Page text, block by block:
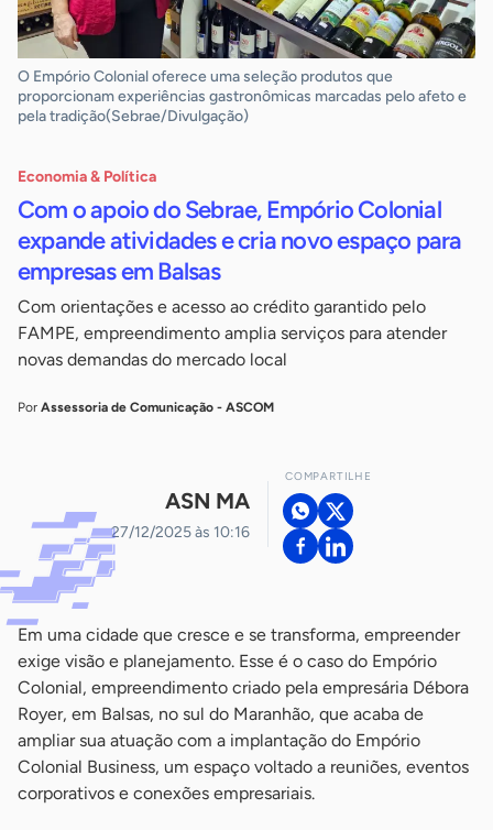
O Empório Colonial oferece uma seleção produtos que
proporcionam experiências gastronômicas marcadas pelo afeto e
pela tradição(Sebrae/Divulgação)
Economia & Política
Com o apoio do Sebrae, Empório Colonial
expande atividades e cria novo espaço para
empresas em Balsas
Com orientações e acesso ao crédito garantido pelo
FAMPE, empreendimento amplia serviços para atender
novas demandas do mercado local
Por Assessoria de Comunicação - ASCOM
ASN MA
27/12/2025 às 10:16
COMPARTILHE
Em uma cidade que cresce e se transforma, empreender
exige visão e planejamento. Esse é o caso do Empório
Colonial, empreendimento criado pela empresária Débora
Royer, em Balsas, no sul do Maranhão, que acaba de
ampliar sua atuação com a implantação do Empório
Colonial Business, um espaço voltado a reuniões, eventos
corporativos e conexões empresariais.